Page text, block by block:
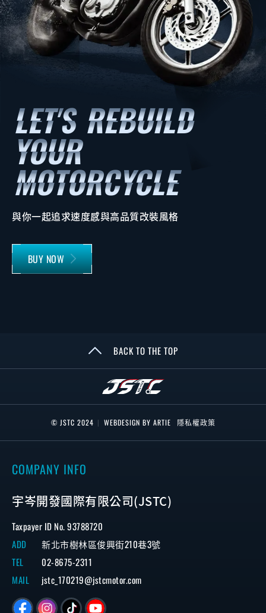
與你一起追求速度感與高品質改裝風格
BUY NOW
BACK TO THE TOP
© JSTC 2024 | WEBDESIGN BY ARTIE 隱私權政策
COMPANY INFO
宇岑開發國際有限公司(JSTC)
Taxpayer ID No. 93788720
ADD
新北市樹林區俊興街210巷3號
TEL
02-8675-2311
MAIL
jstc_170219@jstcmotor.com